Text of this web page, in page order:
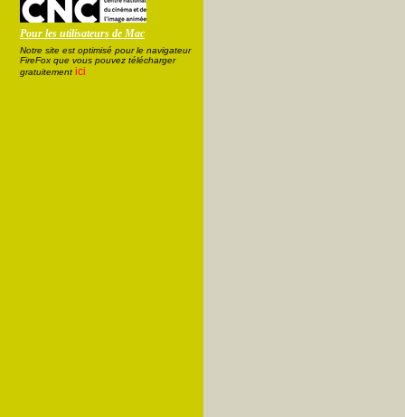
Pour les utilisateurs de Mac
Notre site est optimisé pour le navigateur
FireFox que vous pouvez télécharger
gratuitement ici